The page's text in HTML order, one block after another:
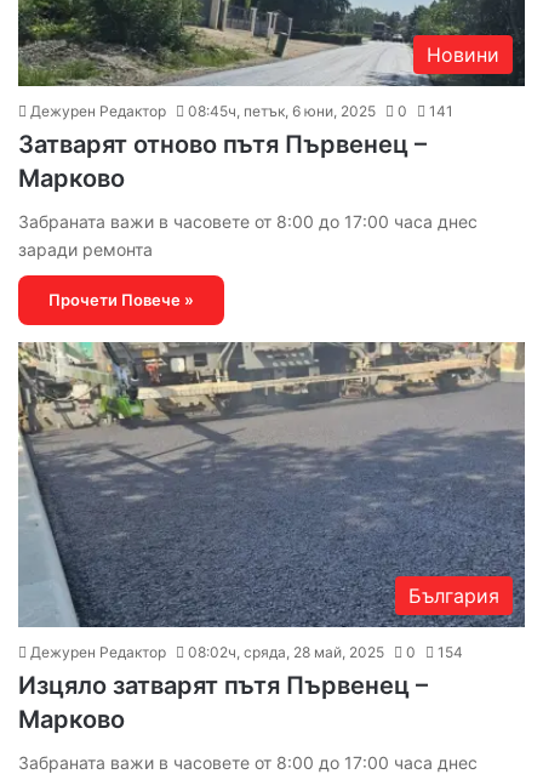
Новини
Дежурен Редактор 08:45ч, петък, 6 юни, 2025 0 141
Затварят отново пътя Първенец –
Марково
Забраната важи в часовете от 8:00 до 17:00 часа днес
заради ремонта
Прочети Повече »
България
Дежурен Редактор 08:02ч, сряда, 28 май, 2025 0 154
Изцяло затварят пътя Първенец –
Марково
Забраната важи в часовете от 8:00 до 17:00 часа днес